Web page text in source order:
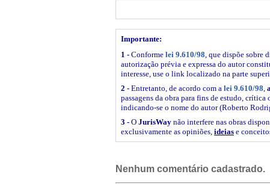
Importante:
1 - Conforme lei 9.610/98 , que dispõe sobre
autorização prévia e expressa do autor
interesse, use o link localizado na parte
2 - Entretanto, de acordo com a lei 9.610/98
passagens da obra para fins de estudo,
indicando-se o nome do autor (Roberto
3 - O JurisWay não interfere nas obras
exclusivamente as opiniões, ideias e
Nenhum comentário cadastrado.